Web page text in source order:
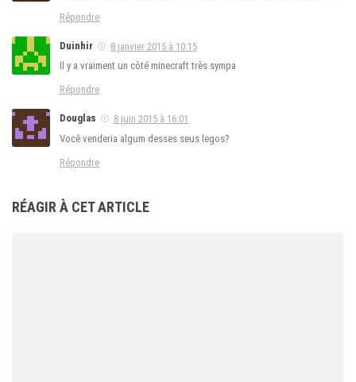
Répondre
Duinhir
8 janvier 2015 à 10:15
Il y a vraiment un côté minecraft très sympa
Répondre
Douglas
8 juin 2015 à 16:01
Você venderia algum desses seus legos?
Répondre
RÉAGIR À CET ARTICLE